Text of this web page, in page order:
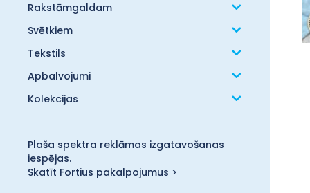
Rakstāmgaldam
Svētkiem
Tekstils
Apbalvojumi
Kolekcijas
Plaša spektra reklāmas izgatavošanas
iespējas.
Skatīt Fortius pakalpojumus >